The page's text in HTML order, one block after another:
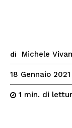
di Michele
18 Gennaio 2021
1 min. di